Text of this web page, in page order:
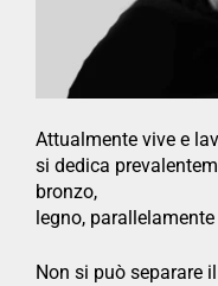
Attualmente vive e
si dedica
bronzo,
legno,
Non si può separare